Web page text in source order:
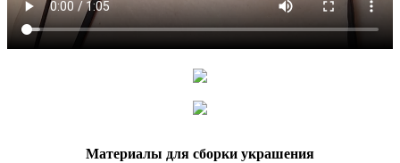
Материалы для сборки украшения